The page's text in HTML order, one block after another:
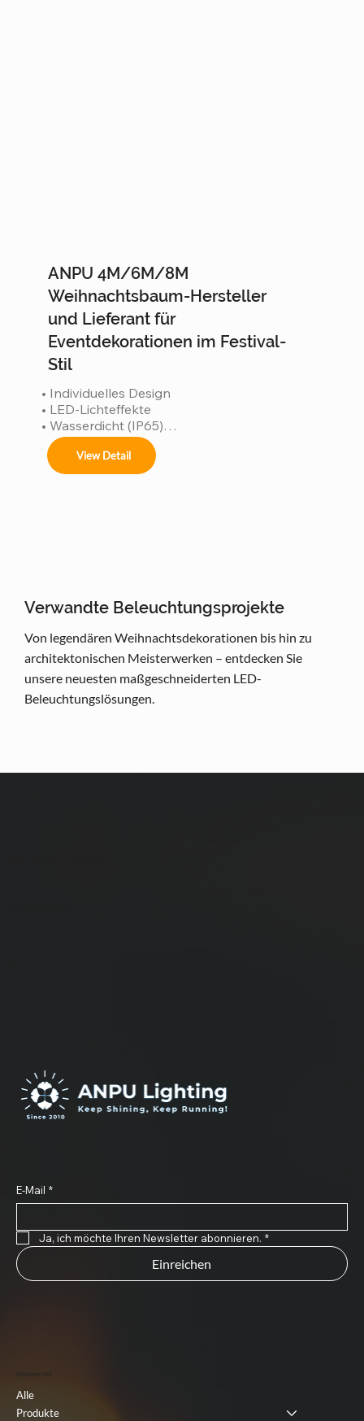
ANPU 4M/6M/8M
Weihnachtsbaum-Hersteller
und Lieferant für
Eventdekorationen im Festival-
Stil
• Individuelles Design
• LED-Lichteffekte
• Wasserdicht (IP65)
• Robuste Konstruktion
• ISO 9001-zertifizierte Fertigung
View Detail
Verwandte Beleuchtungsprojekte
Von legendären Weihnachtsdekorationen bis hin zu
architektonischen Meisterwerken – entdecken Sie
unsere neuesten maßgeschneiderten LED-
Beleuchtungslösungen.
Nützlicher Link
Alle
Produkte
E-Mail *
Ja, ich möchte Ihren Newsletter abonnieren. *
Einreichen